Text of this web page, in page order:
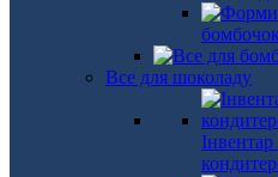
бомбочок
Все для шоколаду